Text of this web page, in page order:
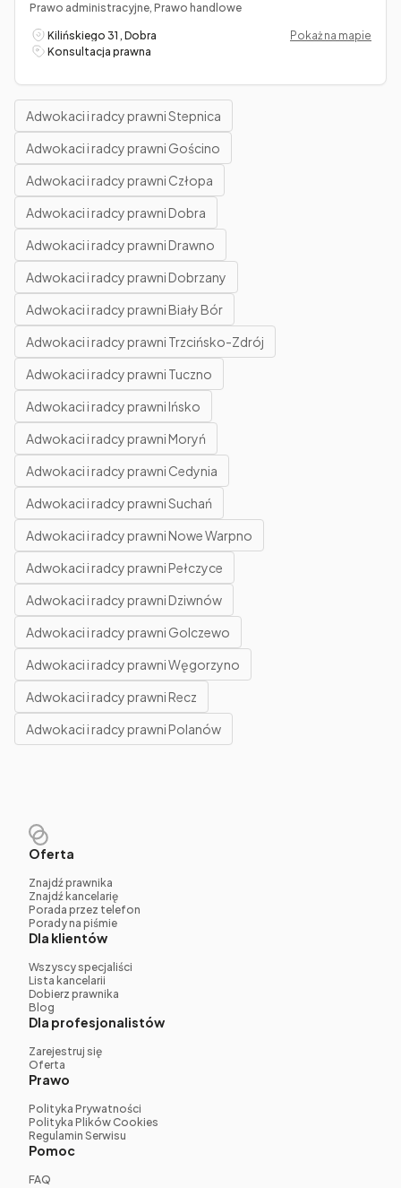
Prawo administracyjne, Prawo handlowe
Kilińskiego 31 , Dobra
Pokaż na mapie
Konsultacja prawna
Adwokaci i radcy prawni Stepnica
Adwokaci i radcy prawni Gościno
Adwokaci i radcy prawni Człopa
Adwokaci i radcy prawni Dobra
Adwokaci i radcy prawni Drawno
Adwokaci i radcy prawni Dobrzany
Adwokaci i radcy prawni Biały Bór
Adwokaci i radcy prawni Trzcińsko-Zdrój
Adwokaci i radcy prawni Tuczno
Adwokaci i radcy prawni Ińsko
Adwokaci i radcy prawni Moryń
Adwokaci i radcy prawni Cedynia
Adwokaci i radcy prawni Suchań
Adwokaci i radcy prawni Nowe Warpno
Adwokaci i radcy prawni Pełczyce
Adwokaci i radcy prawni Dziwnów
Adwokaci i radcy prawni Golczewo
Adwokaci i radcy prawni Węgorzyno
Adwokaci i radcy prawni Recz
Adwokaci i radcy prawni Polanów
Oferta
Znajdź prawnika
Znajdź kancelarię
Porada przez telefon
Porady na piśmie
Dla klientów
Wszyscy specjaliści
Lista kancelarii
Dobierz prawnika
Blog
Dla profesjonalistów
Zarejestruj się
Oferta
Prawo
Polityka Prywatności
Polityka Plików Cookies
Regulamin Serwisu
Pomoc
FAQ